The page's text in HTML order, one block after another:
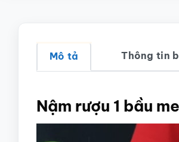
Mô tả Thông tin
Nậm rượu 1 bầu